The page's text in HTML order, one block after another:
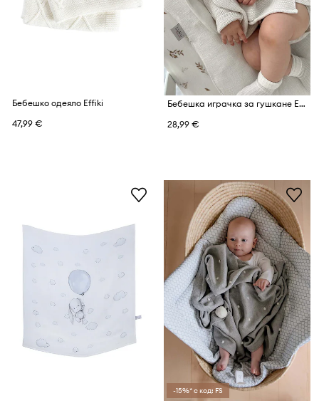
Бебешко одеяло Effiki
47,99 €
Бебешка играчка за гушкане Effiki
28,99 €
-15%* с код: FS